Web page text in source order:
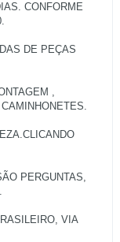
CONFORME
DE PEÇAS
,
PERGUNTAS,
VIA